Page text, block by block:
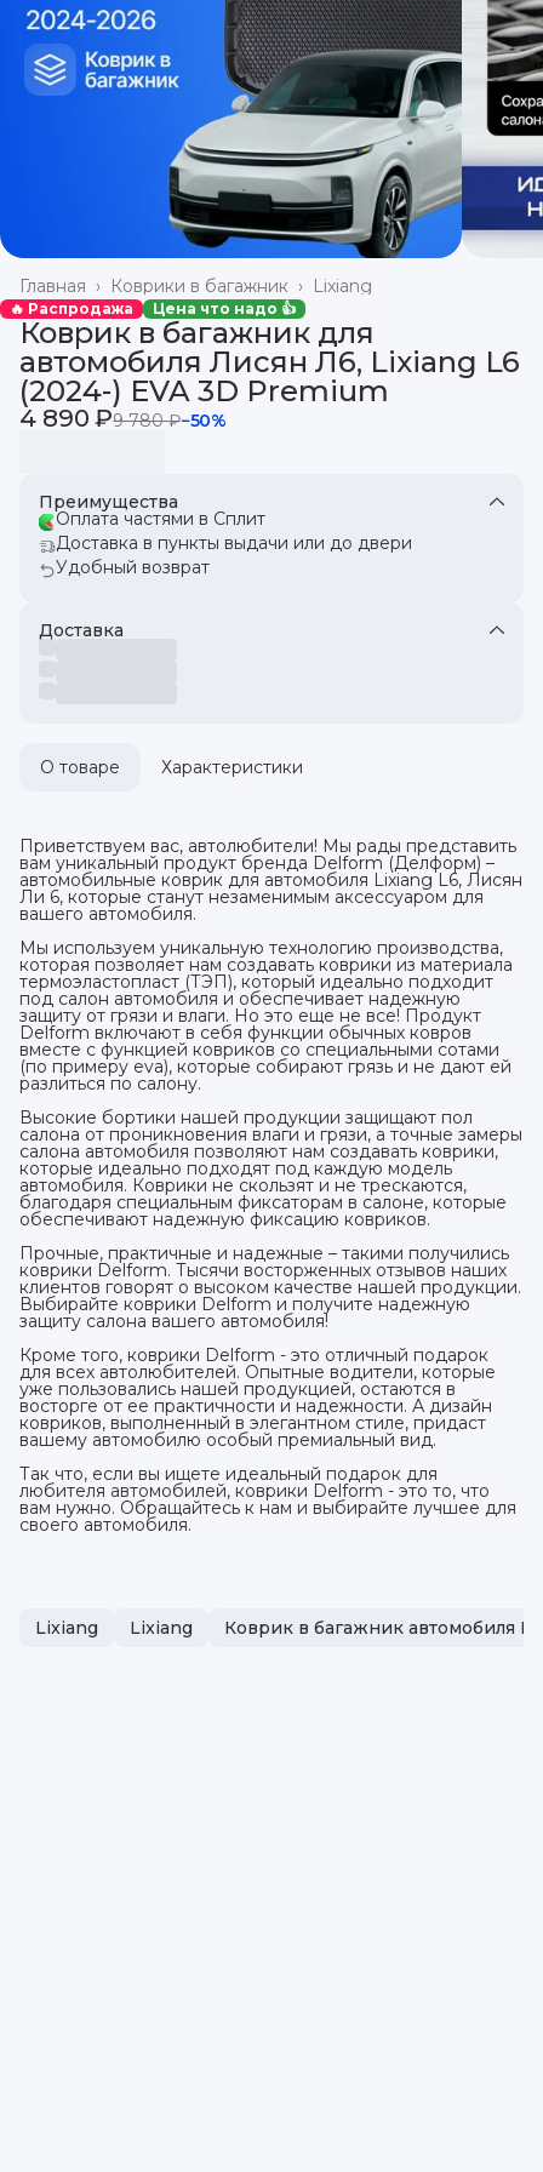
Lixiang
Коврики в багажник ›
Главная ›
🔥 Распродажа Цена что надо 👍
Коврик в багажник для
автомобиля Лисян Л6, Lixiang L6
(2024-) EVA 3D Premium
4 890 ₽9 780 ₽−50%
Преимущества
Оплата частями в Сплит
Доставка в пункты выдачи или до двери
Удобный возврат
Доставка
О товаре Характеристики
Приветствуем вас, автолюбители! Мы рады представить
вам уникальный продукт бренда Delform (Делформ) –
автомобильные коврик для автомобиля Lixiang L6, Лисян
Ли 6, которые станут незаменимым аксессуаром для
вашего автомобиля.
Мы используем уникальную технологию производства,
которая позволяет нам создавать коврики из материала
термоэластопласт (ТЭП), который идеально подходит
под салон автомобиля и обеспечивает надежную
защиту от грязи и влаги. Но это еще не все! Продукт
Delform включают в себя функции обычных ковров
вместе с функцией ковриков со специальными сотами
(по примеру eva), которые собирают грязь и не дают ей
разлиться по салону.
Высокие бортики нашей продукции защищают пол
салона от проникновения влаги и грязи, а точные замеры
салона автомобиля позволяют нам создавать коврики,
которые идеально подходят под каждую модель
автомобиля. Коврики не скользят и не трескаются,
благодаря специальным фиксаторам в салоне, которые
обеспечивают надежную фиксацию ковриков.
Прочные, практичные и надежные – такими получились
коврики Delform. Тысячи восторженных отзывов наших
клиентов говорят о высоком качестве нашей продукции.
Выбирайте коврики Delform и получите надежную
защиту салона вашего автомобиля!
Кроме того, коврики Delform - это отличный подарок
для всех автолюбителей. Опытные водители, которые
уже пользовались нашей продукцией, остаются в
восторге от ее практичности и надежности. А дизайн
ковриков, выполненный в элегантном стиле, придаст
вашему автомобилю особый премиальный вид.
Так что, если вы ищете идеальный подарок для
любителя автомобилей, коврики Delform - это то, что
вам нужно. Обращайтесь к нам и выбирайте лучшее для
своего автомобиля.
Lixiang Lixiang Коврик в багажник автомобиля